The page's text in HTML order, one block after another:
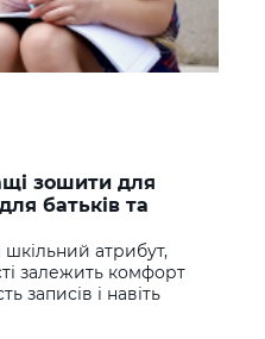
зошити для
батьків та
атрибут,
залежить комфорт
записів і навіть